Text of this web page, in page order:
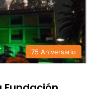
75 Aniversario